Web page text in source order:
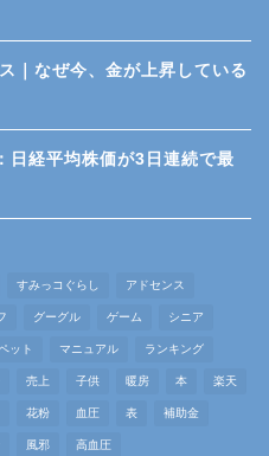
｜なぜ今、金が上昇している
経平均株価が3日連続で最
すみっコぐらし アドセンス
グーグル ゲーム シニア
ット マニュアル ランキング
売上 子供 暖房 本 楽天
花粉 血圧 表 補助金
風邪 高血圧
金（ゴールド）
高配当株投資
雑談
仕事
マインド
退職代行